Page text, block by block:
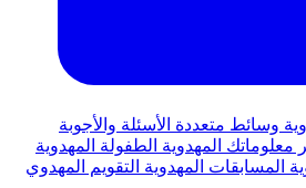
الأسئلة والأجوبة
الطفولة المهدوية
التقويم المهدوي